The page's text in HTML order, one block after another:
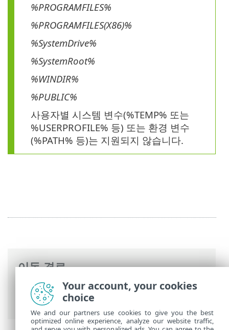
이동 경로
ESET 온라인 도움말>ESET Mail Security>
고급 설정
>Computer
%PROGRAMFILES%
%PROGRAMFILES(X86)%
%SystemDrive%
%SystemRoot%
%WINDIR%
%PUBLIC%
사용자별 시스템 변수(%TEMP% 또는
%USERPROFILE% 등) 또는 환경 변수
(%PATH% 등)는 지원되지 않습니다.
Your account, your cookies
choice
We and our partners use cookies to give you the best
optimized online experience, analyze our website traffic,